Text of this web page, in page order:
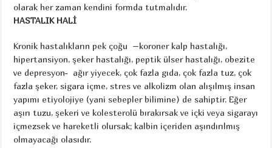
olarak her zaman kendini formda tutmalıdır.
HASTALIK HALİ
Kronik hastalıkların pek çoğu –koroner kalp hastalığı,
hipertansiyon, şeker hastalığı, peptik ülser hastalığı, obezite
ve depresyon- ağır yiyecek, çok fazla gıda, çok fazla tuz, çok
fazla şeker, sigara içme, stres ve alkolizm olan alışılmış insan
yapımı etiyolojiye (yani sebepler bilimine) de sahiptir. Eğer
aşırı tuzu, şekeri ve kolesterolü bırakırsak ve içki veya sigarayı
içmezsek ve hareketli olursak; kalbin içeriden aşındırılmış
olmayacağı olasıdır.